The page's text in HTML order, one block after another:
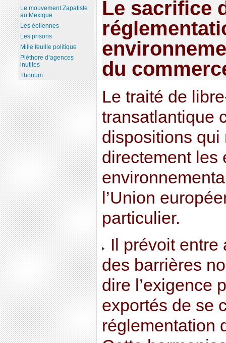
Le sacrifice
du
Le traité de
transatlantique
dispositions qui
directement les
l’Union
particulier.
Il prévoit entre
des barrières
dire l’exigence
exportés de se
réglementation
Le mouvement Zapatiste
au Mexique
Les éoliennes
Les prisons
Mille feuille politique
Pléthore d’agences
inutiles
Thorium